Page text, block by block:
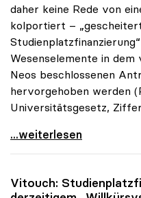
daher keine Rede von
kolportiert –
Wesenselemente in dem
Neos beschlossenen
hervorgehoben werden
Universitätsgesetz,
Vitouch stellt klar:
...weiterlesen
Vitouch: